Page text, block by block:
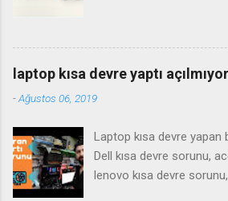
laptop kısa devre yaptı açılmıyor
-Ağustos 06, 2019
Laptop kısa devre yapan
Dell kısa devre sorunu,
lenovo kısa devre